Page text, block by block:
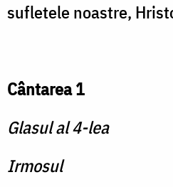
sufletele noastre,
Cântarea 1
Glasul al 4-lea
Irmosul